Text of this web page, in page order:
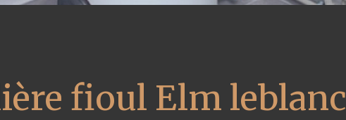
fioul Elm leblanc